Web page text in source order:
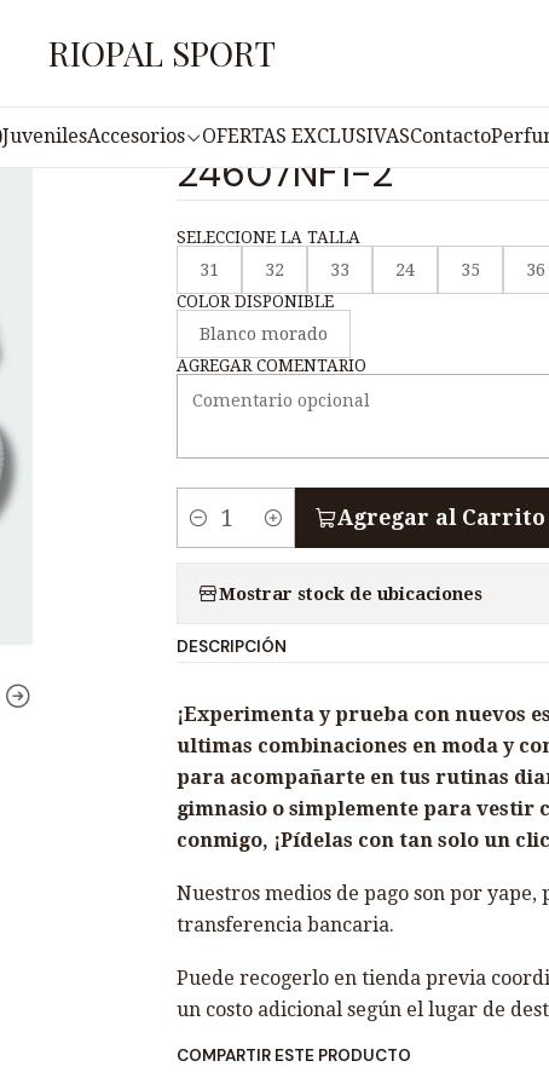
RIOPAL SPORT
JuvenilesAccesorios OFERTAS EXCLUSIVASContacto
|
Zapatilla Deportiva
24607NF1-2
SELECCIONE LA TALLA
31
32 33 24 35
36
COLOR DISPONIBLE
Blanco morado
AGREGAR COMENTARIO
i
a
d
Agregar al Carrito
Mostrar stock de ubicaciones
DESCRIPCIÓN
¡Experimenta y prueba con nuevos
ultimas combinaciones en moda y
para acompañarte en tus rutinas
gimnasio o simplemente para vestir
conmigo, ¡Pídelas con tan solo un
Nuestros medios de pago son por
transferencia bancaria.
Puede recogerlo en tienda previa
un costo adicional según el lugar de
COMPARTIR ESTE PRODUCTO